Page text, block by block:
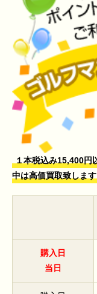
１本税込み15,400円
中は高価買取致します
購入日
当日